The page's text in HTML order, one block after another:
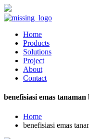
Home
Products
Solutions
Project
About
Contact
benefisiasi emas
Home
benefisiasi emas